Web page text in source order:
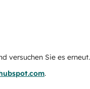
versuchen Sie es erneut.
.